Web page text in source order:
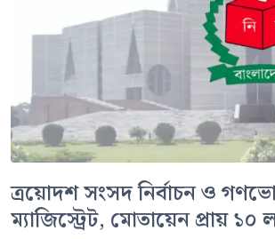
ত্রয়োদশ সংসদ নির্বাচন ও
ম্যাজিস্ট্রেট, মোতায়েন প্রায়